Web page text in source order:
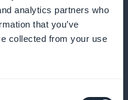
analytics partners who
that you’ve
collected from your use
om je